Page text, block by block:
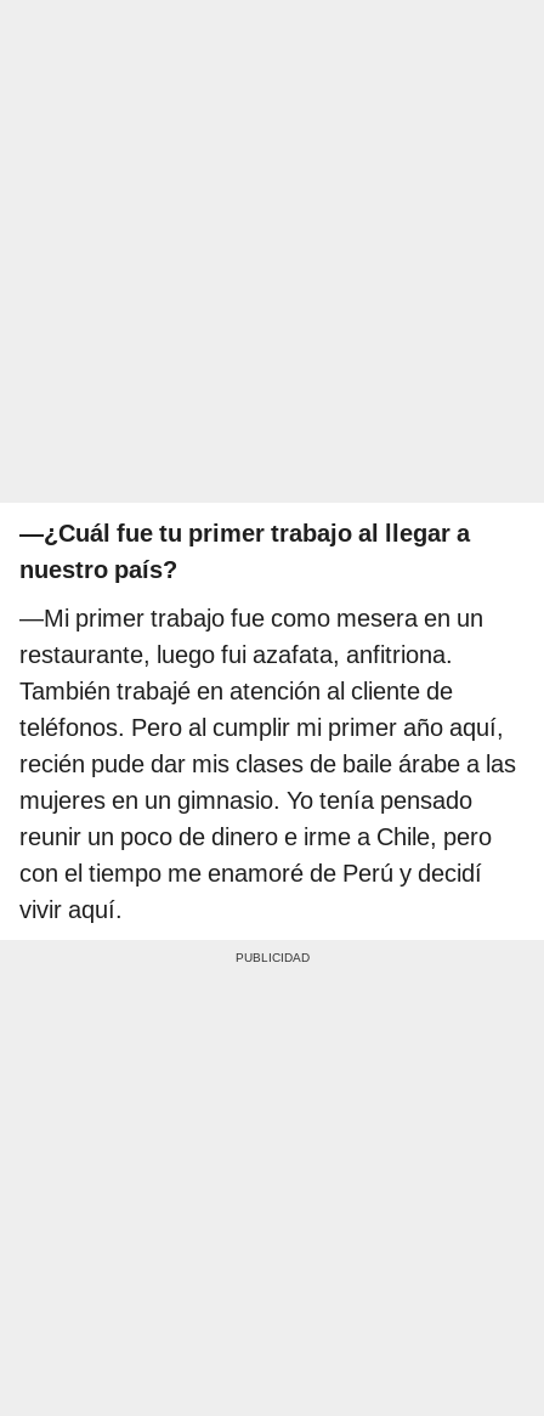
—¿Cuál fue tu primer trabajo al llegar a
nuestro país?
—Mi primer trabajo fue como mesera en un
restaurante, luego fui azafata, anfitriona.
También trabajé en atención al cliente de
teléfonos. Pero al cumplir mi primer año aquí,
recién pude dar mis clases de baile árabe a las
mujeres en un gimnasio. Yo tenía pensado
reunir un poco de dinero e irme a Chile, pero
con el tiempo me enamoré de Perú y decidí
vivir aquí.